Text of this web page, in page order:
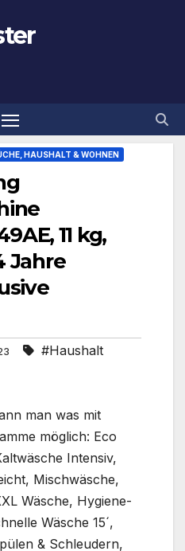
HAUSHALT & WOHNEN
11 kg,
Jahre
#Haushalt
man was mit
möglich: Eco
Intensiv,
Mischwäsche,
Wäsche, Hygiene-
Wäsche 15´,
& Schleudern,